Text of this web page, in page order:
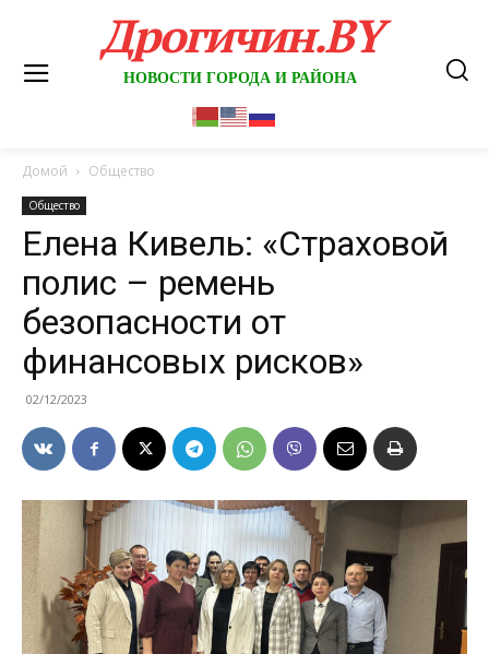
Дрогичин.BY
НОВОСТИ ГОРОДА И РАЙОНА
Домой Общество
Общество
Елена Кивель: «Страховой
полис – ремень
безопасности от
финансовых рисков»
02/12/2023